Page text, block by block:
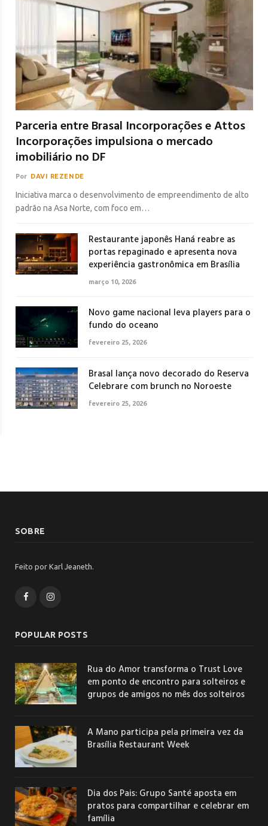
Parceria entre Brasal Incorporações e Attos
Incorporações impulsiona o mercado
imobiliário no DF
Por DAVI REZENDE
Iniciativa marca o desenvolvimento de empreendimento de alto
padrão na Asa Norte, com foco em…
Restaurante japonês Haná reabre as
portas repaginado e apresenta nova
experiência gastronômica em Brasília
março 10, 2026
Novo game nacional leva players para o
fundo do oceano
fevereiro 25, 2026
Brasal lança novo decorado do Reserva
Celebrare com brunch no Noroeste
fevereiro 25, 2026
SOBRE
Feito por Karl Jeaneth.
FacebookInstagram
POPULAR POSTS
Rua do Amor transforma o Trust Love
em ponto de encontro para solteiros e
grupos de amigos no mês dos solteiros
A Mano participa pela primeira vez da
Brasília Restaurant Week
Dia dos Pais: Grupo Santé aposta em
pratos para compartilhar e celebrar em
família